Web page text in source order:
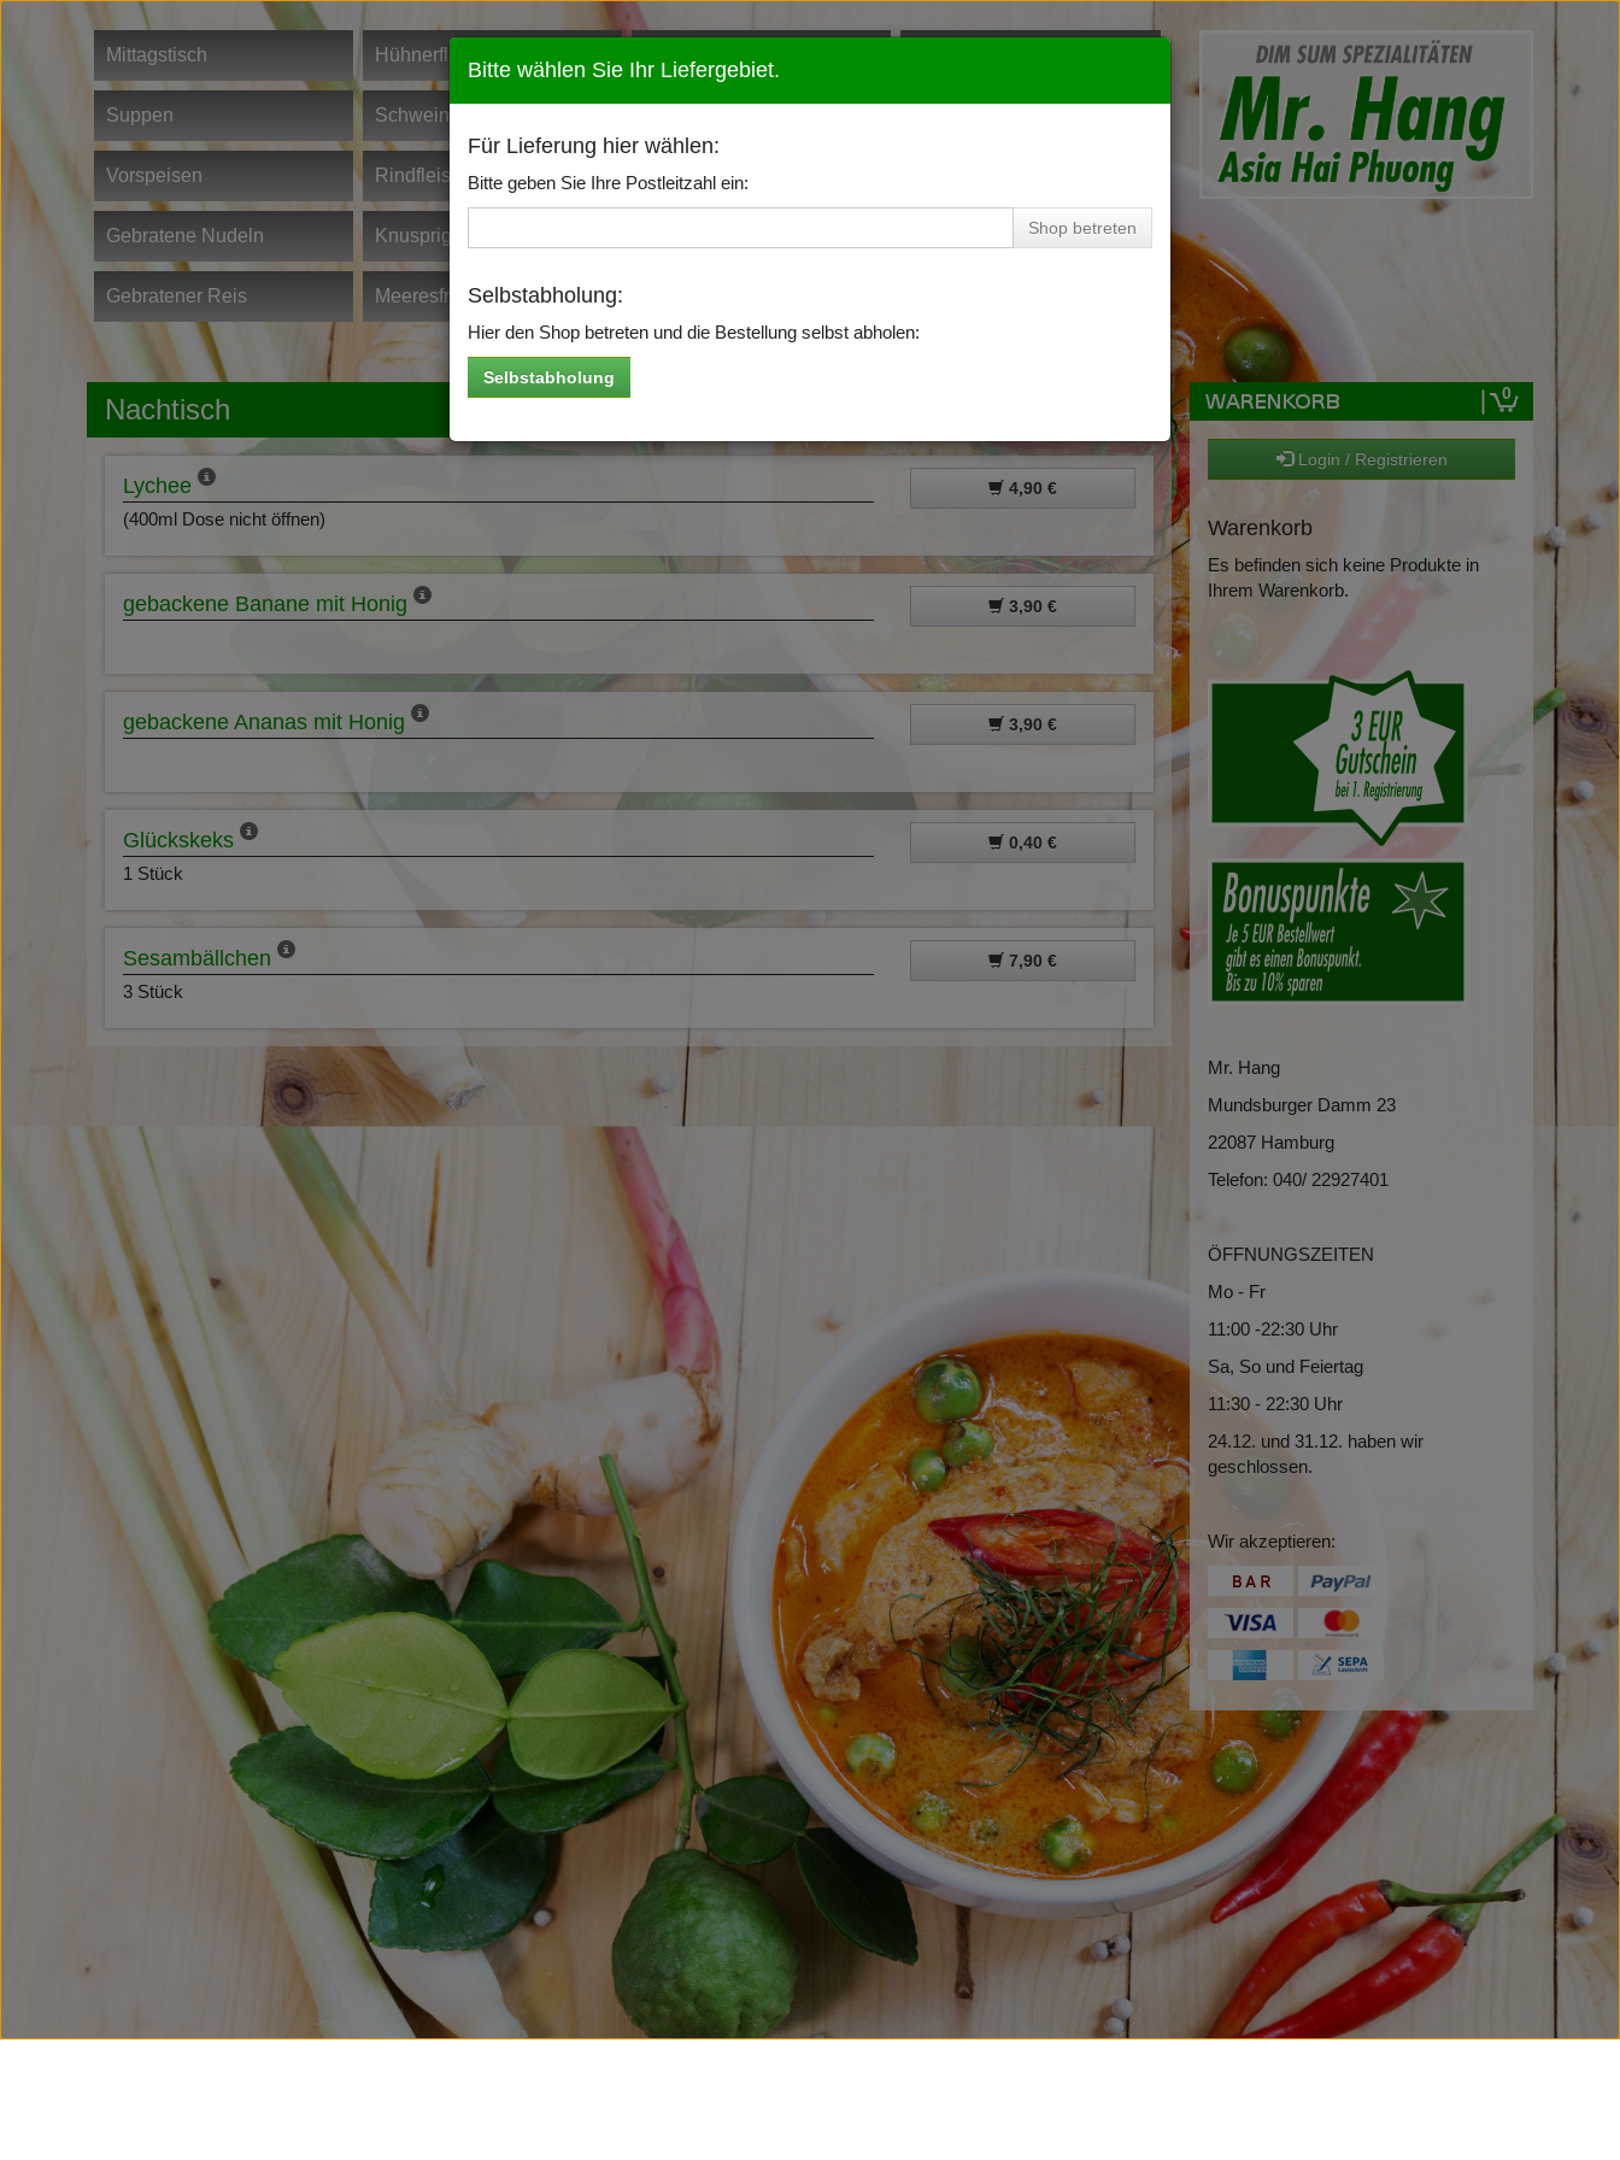
Bitte wählen Sie Ihr Liefergebiet.
Für Lieferung hier wählen:
Bitte geben Sie Ihre Postleitzahl ein:
Shop betreten
Selbstabholung:
Hier den Shop betreten und die Bestellung selbst abholen:
Selbstabholung
Mittagstisch
Suppen
Vorspeisen
Gebratene Nudeln
Gebratener Reis
Hühnerfleisch
Schweinefleisch
Rindfleisch
Knusprige Ente
Meeresfrüchte
Vietnamesische
Nachtisch
Nachtisch
Lychee
(400ml Dose nicht öffnen)
4,90 €
gebackene Banane mit Honig 3,90 €
gebackene Ananas mit Honig 3,90 €
Glückskeks
1 Stück
0,40 €
Sesambällchen
3 Stück
7,90 €
0
Login / Registrieren
Warenkorb
Es befinden sich keine Produkte in
Ihrem Warenkorb.
Mr. Hang
Mundsburger Damm 23
22087 Hamburg
Telefon: 040/ 22927401
ÖFFNUNGSZEITEN
Mo - Fr
11:00 -22:30 Uhr
Sa, So und Feiertag
11:30 - 22:30 Uhr
24.12. und 31.12. haben wir
geschlossen.
Wir akzeptieren: